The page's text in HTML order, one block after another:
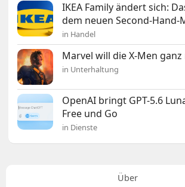
IKEA Family ändert sich:
dem neuen Second-Hand-
in Handel
Marvel will die X-Men
in Unterhaltung
OpenAI bringt GPT-5.6
Free und Go
in Dienste
Über